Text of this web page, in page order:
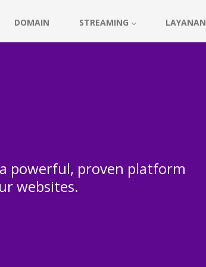
DOMAIN STREAMING LAYANAN
powerful, proven platform
websites.